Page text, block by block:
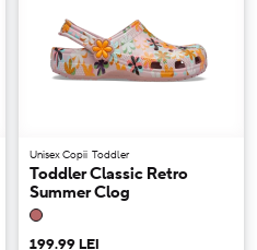
Unisex Copii Toddler
Toddler Classic Retro
Summer Clog
199.99 LEI